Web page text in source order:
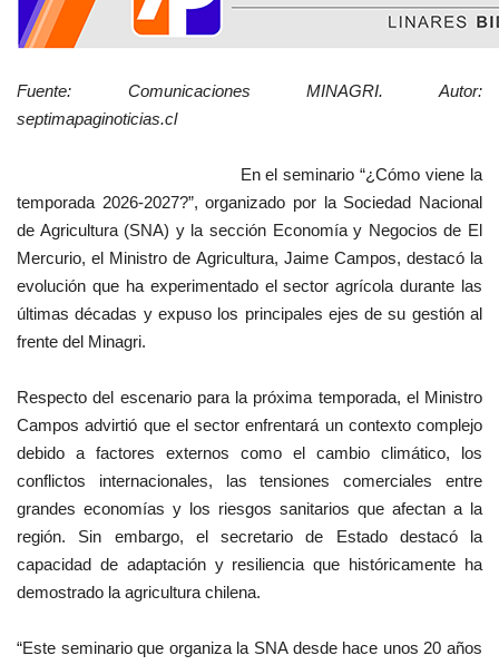
Fuente: Comunicaciones MINAGRI. Autor:
septimapaginoticias.cl
En el seminario “¿Cómo viene la
temporada 2026-2027?”, organizado por la Sociedad Nacional
de Agricultura (SNA) y la sección Economía y Negocios de El
Mercurio, el Ministro de Agricultura, Jaime Campos, destacó la
evolución que ha experimentado el sector agrícola durante las
últimas décadas y expuso los principales ejes de su gestión al
frente del Minagri.
Respecto del escenario para la próxima temporada, el Ministro
Campos advirtió que el sector enfrentará un contexto complejo
debido a factores externos como el cambio climático, los
conflictos internacionales, las tensiones comerciales entre
grandes economías y los riesgos sanitarios que afectan a la
región. Sin embargo, el secretario de Estado destacó la
capacidad de adaptación y resiliencia que históricamente ha
demostrado la agricultura chilena.
“Este seminario que organiza la SNA desde hace unos 20 años